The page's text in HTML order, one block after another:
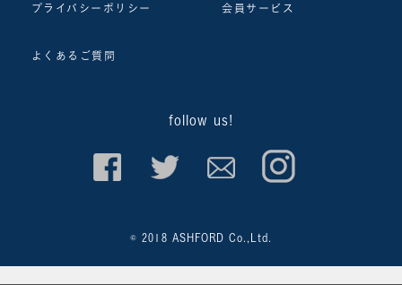
プライバシーポリシー 会員サービス
よくあるご質問
follow us!
© 2018 ASHFORD Co.,Ltd.